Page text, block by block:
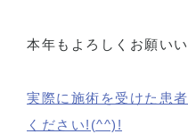
本年もよろしくお願い
実際に施術を受けた患
ください!(^^)!